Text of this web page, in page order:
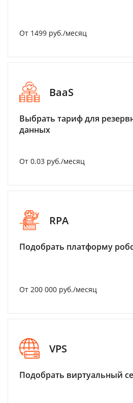
От 1499 руб./месяц
BaaS
Выбрать тариф для
данных
От 0.03 руб./месяц
RPA
Подобрать платформу
От 200 000 руб./месяц
VPS
Подобрать виртуальный